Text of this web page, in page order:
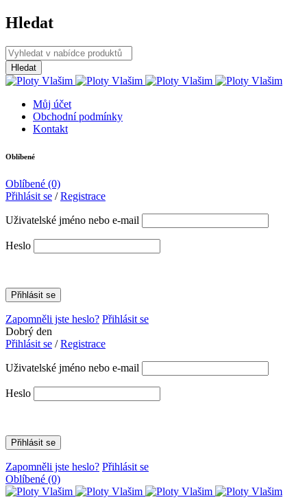
Hledat
Můj účet
Obchodní podmínky
Kontakt
Oblíbené
Oblíbené (0)
Přihlásit se /Registrace
Uživatelské jméno nebo e-mail
Heslo
Zapomněli jste heslo? Přihlásit se
Dobrý den
Přihlásit se /Registrace
Uživatelské jméno nebo e-mail
Heslo
Zapomněli jste heslo? Přihlásit se
Oblíbené (0)